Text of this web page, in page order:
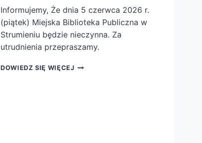
Informujemy, Że dnia 5 czerwca 2026 r.
(piątek) Miejska Biblioteka Publiczna w
Strumieniu będzie nieczynna. Za
utrudnienia przepraszamy.
DOWIEDZ SIĘ WIĘCEJUWAGA